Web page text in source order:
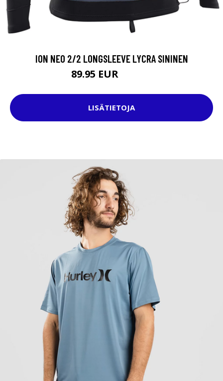
ION NEO 2/2 LONGSLEEVE LYCRA SININEN
89.95 EUR
LISÄTIETOJA